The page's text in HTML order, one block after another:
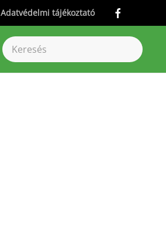
Adatvédelmi tájékoztató